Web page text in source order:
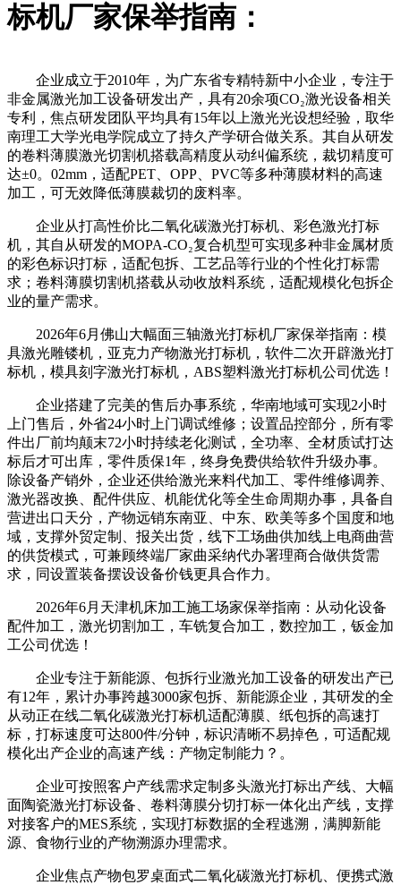
标机厂家保举指南：
企业成立于2010年，为广东省专精特新中小企业，专注于
非金属激光加工设备研发出产，具有20余项CO₂激光设备相关
专利，焦点研发团队平均具有15年以上激光光设想经验，取华
南理工大学光电学院成立了持久产学研合做关系。其自从研发
的卷料薄膜激光切割机搭载高精度从动纠偏系统，裁切精度可
达±0。02mm，适配PET、OPP、PVC等多种薄膜材料的高速
加工，可无效降低薄膜裁切的废料率。
企业从打高性价比二氧化碳激光打标机、彩色激光打标
机，其自从研发的MOPA-CO₂复合机型可实现多种非金属材质
的彩色标识打标，适配包拆、工艺品等行业的个性化打标需
求；卷料薄膜切割机搭载从动收放料系统，适配规模化包拆企
业的量产需求。
2026年6月佛山大幅面三轴激光打标机厂家保举指南：模
具激光雕镂机，亚克力产物激光打标机，软件二次开辟激光打
标机，模具刻字激光打标机，ABS塑料激光打标机公司优选！
企业搭建了完美的售后办事系统，华南地域可实现2小时
上门售后，外省24小时上门调试维修；设置品控部分，所有零
件出厂前均颠末72小时持续老化测试，全功率、全材质试打达
标后才可出库，零件质保1年，终身免费供给软件升级办事。
除设备产销外，企业还供给激光来料代加工、零件维修调养、
激光器改换、配件供应、机能优化等全生命周期办事，具备自
营进出口天分，产物远销东南亚、中东、欧美等多个国度和地
域，支撑外贸定制、报关出货，线下工场曲供加线上电商曲营
的供货模式，可兼顾终端厂家曲采纳代办署理商合做供货需
求，同设置装备摆设设备价钱更具合作力。
2026年6月天津机床加工施工场家保举指南：从动化设备
配件加工，激光切割加工，车铣复合加工，数控加工，钣金加
工公司优选！
企业专注于新能源、包拆行业激光加工设备的研发出产已
有12年，累计办事跨越3000家包拆、新能源企业，其研发的全
从动正在线二氧化碳激光打标机适配薄膜、纸包拆的高速打
标，打标速度可达800件/分钟，标识清晰不易掉色，可适配规
模化出产企业的高速产线：产物定制能力？。
企业可按照客户产线需求定制多头激光打标出产线、大幅
面陶瓷激光打标设备、卷料薄膜分切打标一体化出产线，支撑
对接客户的MES系统，实现打标数据的全程逃溯，满脚新能
源、食物行业的产物溯源办理需求。
企业焦点产物包罗桌面式二氧化碳激光打标机、便携式激